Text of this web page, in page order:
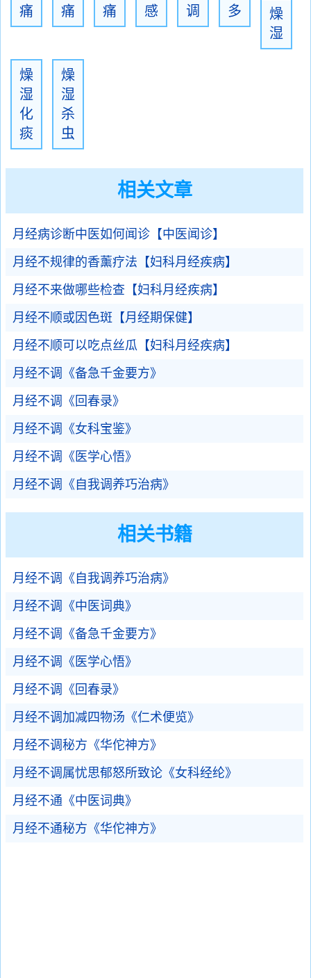
痛
痛
痛
感
调
多
燥
湿
燥
湿
化
痰
燥
湿
杀
虫
相关文章
月经病诊断中医如何闻诊【中医闻诊】
月经不规律的香薰疗法【妇科月经疾病】
月经不来做哪些检查【妇科月经疾病】
月经不顺或因色斑【月经期保健】
月经不顺可以吃点丝瓜【妇科月经疾病】
月经不调《备急千金要方》
月经不调《回春录》
月经不调《女科宝鉴》
月经不调《医学心悟》
月经不调《自我调养巧治病》
相关书籍
月经不调《自我调养巧治病》
月经不调《中医词典》
月经不调《备急千金要方》
月经不调《医学心悟》
月经不调《回春录》
月经不调加减四物汤《仁术便览》
月经不调秘方《华佗神方》
月经不调属忧思郁怒所致论《女科经纶》
月经不通《中医词典》
月经不通秘方《华佗神方》